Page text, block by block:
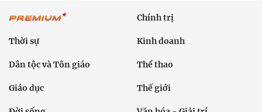
Chính trị
Thời sự Kinh doanh
Dân tộc và Tôn giáo Thể thao
Giáo dục Thế giới